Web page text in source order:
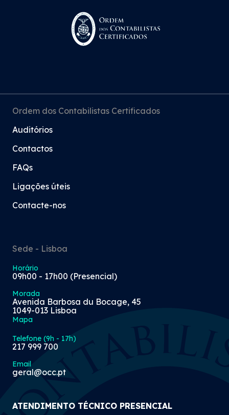
Ordem dos Contabilistas Certificados
Auditórios
Contactos
FAQs
Ligações úteis
Contacte-nos
Sede - Lisboa
Horário
09h00 - 17h00 (Presencial)
Morada
Avenida Barbosa du Bocage, 45
1049-013 Lisboa
Mapa
Telefone (9h - 17h)
217 999 700
Email
geral@occ.pt
ATENDIMENTO TÉCNICO PRESENCIAL